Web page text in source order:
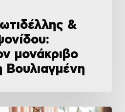
&
μονάκριβο
Βουλιαγμένη